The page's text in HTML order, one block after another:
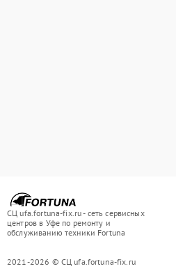
СЦ ufa.fortuna-fix.ru - сеть сервисных
центров в Уфе по ремонту и
обслуживанию техники Fortuna
2021-2026 © СЦ ufa.fortuna-fix.ru